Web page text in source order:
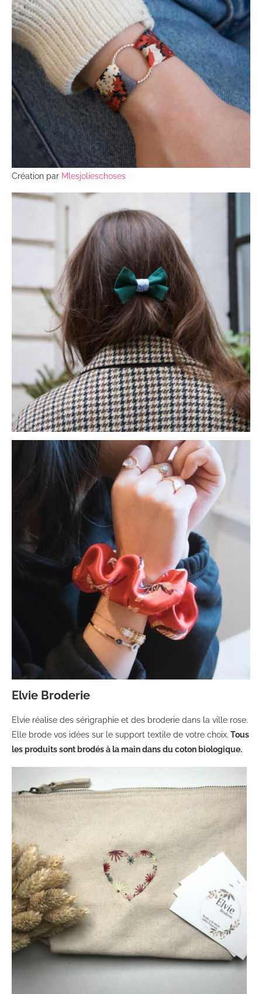
Création par Mlesjolieschoses
Elvie Broderie
Elvie réalise des sérigraphie et des broderie dans la ville rose.
Elle brode vos idées sur le support textile de votre choix. Tous
les produits sont brodés à la main dans du coton biologique.